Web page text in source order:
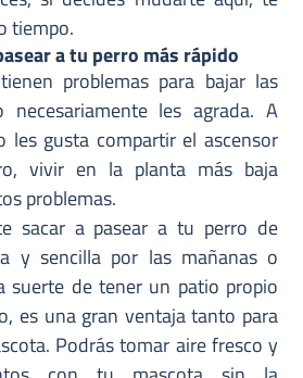
tiempo.
a tu perro más rápido
problemas para bajar las
necesariamente les agrada. A
les gusta compartir el ascensor
vivir en la planta más baja
problemas.
sacar a pasear a tu perro de
y sencilla por las mañanas o
suerte de tener un patio propio
es una gran ventaja tanto para
Podrás tomar aire fresco y